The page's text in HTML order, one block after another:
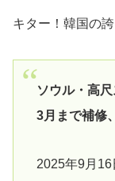
キター！韓国の
ソウル・高
3月まで補修
2025年9月16